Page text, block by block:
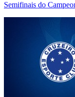
Semifinais do